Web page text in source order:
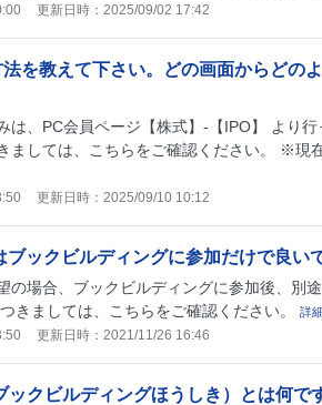
更新日時：2025/09/02 17:42
を教えて下さい。どの画面からどの
は、PC会員ページ【株式】-【IPO】 より
ましては、こちらをご確認ください。 ※現
更新日時：2025/09/10 10:12
ックビルディングに参加だけで良い
の場合、ブックビルディングに参加後、別
きましては、こちらをご確認ください。
詳
更新日時：2021/11/26 16:46
クビルディングほうしき）とは何で